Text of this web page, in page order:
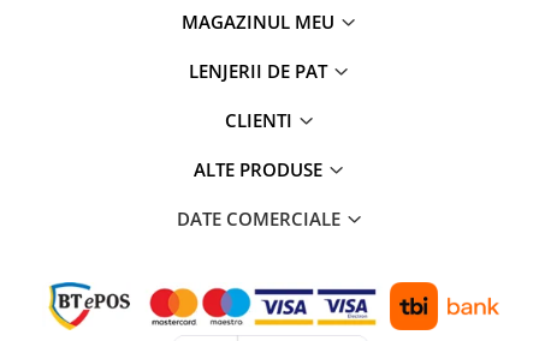
MAGAZINUL MEU
LENJERII DE PAT
CLIENTI
ALTE PRODUSE
DATE COMERCIALE